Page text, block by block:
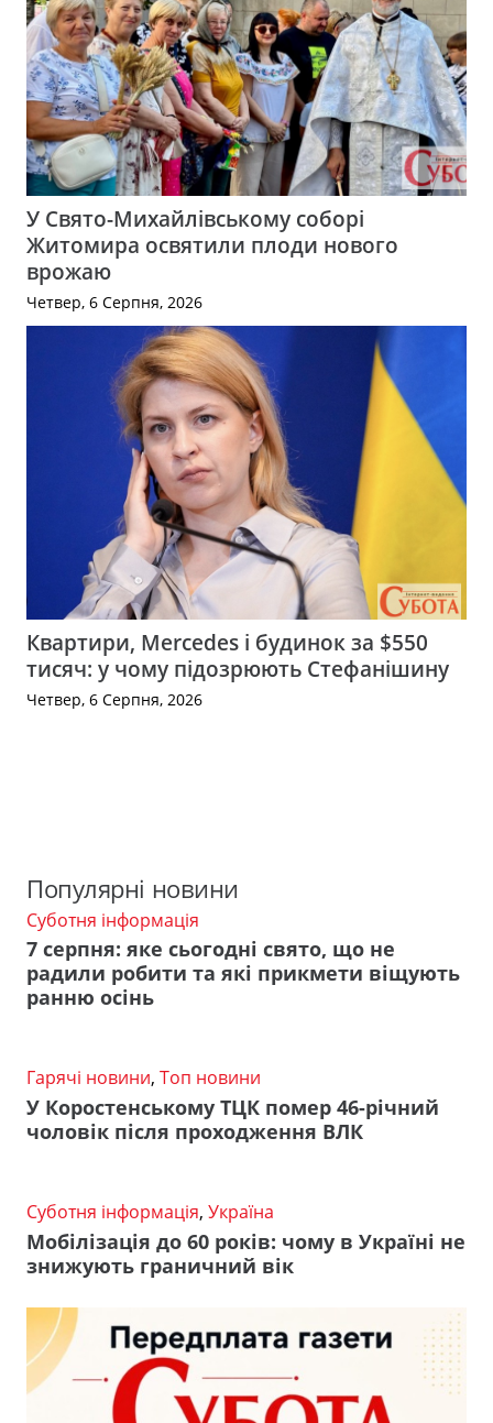
У Свято-Михайлівському соборі
Житомира освятили плоди нового
врожаю
Четвер, 6 Серпня, 2026
Квартири, Mercedes і будинок за $550
тисяч: у чому підозрюють Стефанішину
Четвер, 6 Серпня, 2026
Популярні новини
Суботня інформація
7 серпня: яке сьогодні свято, що не
радили робити та які прикмети віщують
ранню осінь
Гарячі новини, Топ новини
У Коростенському ТЦК помер 46-річний
чоловік після проходження ВЛК
Суботня інформація, Україна
Мобілізація до 60 років: чому в Україні не
знижують граничний вік